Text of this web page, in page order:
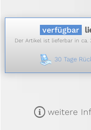
verfügbar
Der Artikel ist lieferbar in ca.
30 Tage
m weitere